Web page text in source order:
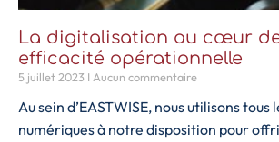
La digitalisation au cœur
efficacité opérationnelle
5 juillet 2023 Aucun commentaire
Au sein d’EASTWISE, nous utilisons tous
numériques à notre disposition pour